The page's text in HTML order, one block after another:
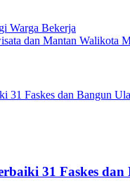
Warga Bekerja
dan Mantan Walikota
31 Faskes